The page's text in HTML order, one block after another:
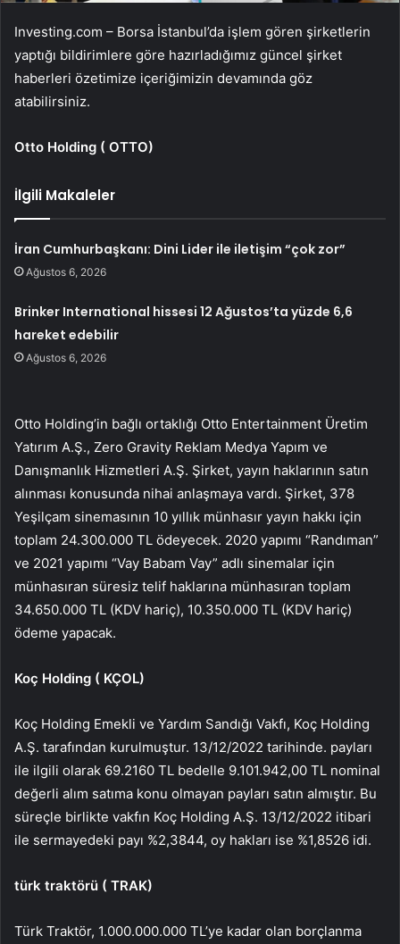
Investing.com – Borsa İstanbul’da işlem gören şirketlerin
yaptığı bildirimlere göre hazırladığımız güncel şirket
haberleri özetimize içeriğimizin devamında göz
atabilirsiniz.
Otto Holding ( OTTO)
İlgili Makaleler
İran Cumhurbaşkanı: Dini Lider ile iletişim “çok zor”
Ağustos 6, 2026
Brinker International hissesi 12 Ağustos’ta yüzde 6,6
hareket edebilir
Ağustos 6, 2026
Otto Holding’in bağlı ortaklığı Otto Entertainment Üretim
Yatırım A.Ş., Zero Gravity Reklam Medya Yapım ve
Danışmanlık Hizmetleri A.Ş. Şirket, yayın haklarının satın
alınması konusunda nihai anlaşmaya vardı. Şirket, 378
Yeşilçam sinemasının 10 yıllık münhasır yayın hakkı için
toplam 24.300.000 TL ödeyecek. 2020 yapımı “Randıman”
ve 2021 yapımı “Vay Babam Vay” adlı sinemalar için
münhasıran süresiz telif haklarına münhasıran toplam
34.650.000 TL (KDV hariç), 10.350.000 TL (KDV hariç)
ödeme yapacak.
Koç Holding ( KÇOL)
Koç Holding Emekli ve Yardım Sandığı Vakfı, Koç Holding
A.Ş. tarafından kurulmuştur. 13/12/2022 tarihinde. payları
ile ilgili olarak 69.2160 TL bedelle 9.101.942,00 TL nominal
değerli alım satıma konu olmayan payları satın almıştır. Bu
süreçle birlikte vakfın Koç Holding A.Ş. 13/12/2022 itibari
ile sermayedeki payı %2,3844, oy hakları ise %1,8526 idi.
türk traktörü ( TRAK)
Türk Traktör, 1.000.000.000 TL’ye kadar olan borçlanma